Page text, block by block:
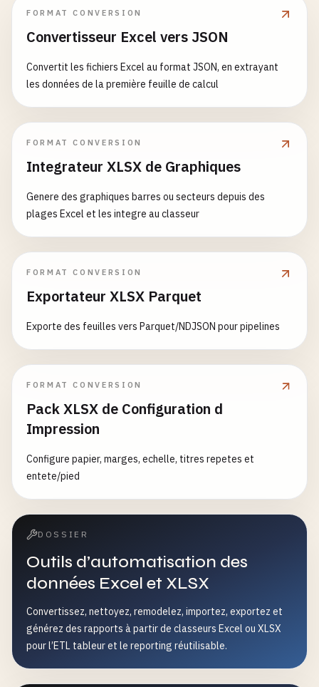
FORMAT CONVERSION
Convertisseur Excel vers JSON
Convertit les fichiers Excel au format JSON, en extrayant
les données de la première feuille de calcul
FORMAT CONVERSION
Integrateur XLSX de Graphiques
Genere des graphiques barres ou secteurs depuis des
plages Excel et les integre au classeur
FORMAT CONVERSION
Exportateur XLSX Parquet
Exporte des feuilles vers Parquet/NDJSON pour pipelines
FORMAT CONVERSION
Pack XLSX de Configuration d
Impression
Configure papier, marges, echelle, titres repetes et
entete/pied
DOSSIER
Outils d’automatisation des
données Excel et XLSX
Convertissez, nettoyez, remodelez, importez, exportez et
générez des rapports à partir de classeurs Excel ou XLSX
pour l’ETL tableur et le reporting réutilisable.